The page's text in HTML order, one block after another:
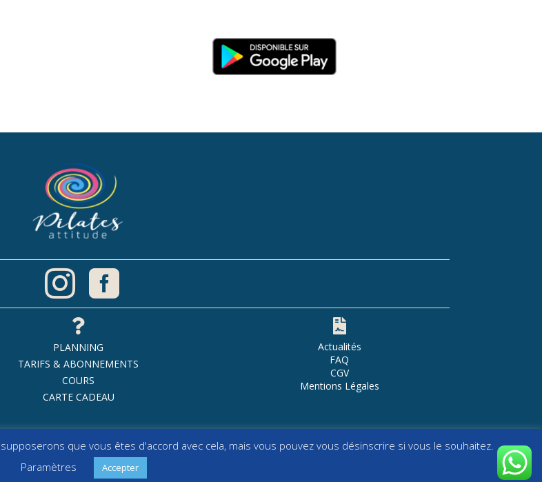
 

PLANNING
TARIFS & ABONNEMENTS
COURS
CARTE CADEAU

Actualités
FAQ
CGV
Mentions Légales
Attitude |All Rights Reserved | powered by
que vous êtes d'accord avec cela, mais vous pouvez vous désinscrire si vous le souhaitez.
Paramètres
Accepter